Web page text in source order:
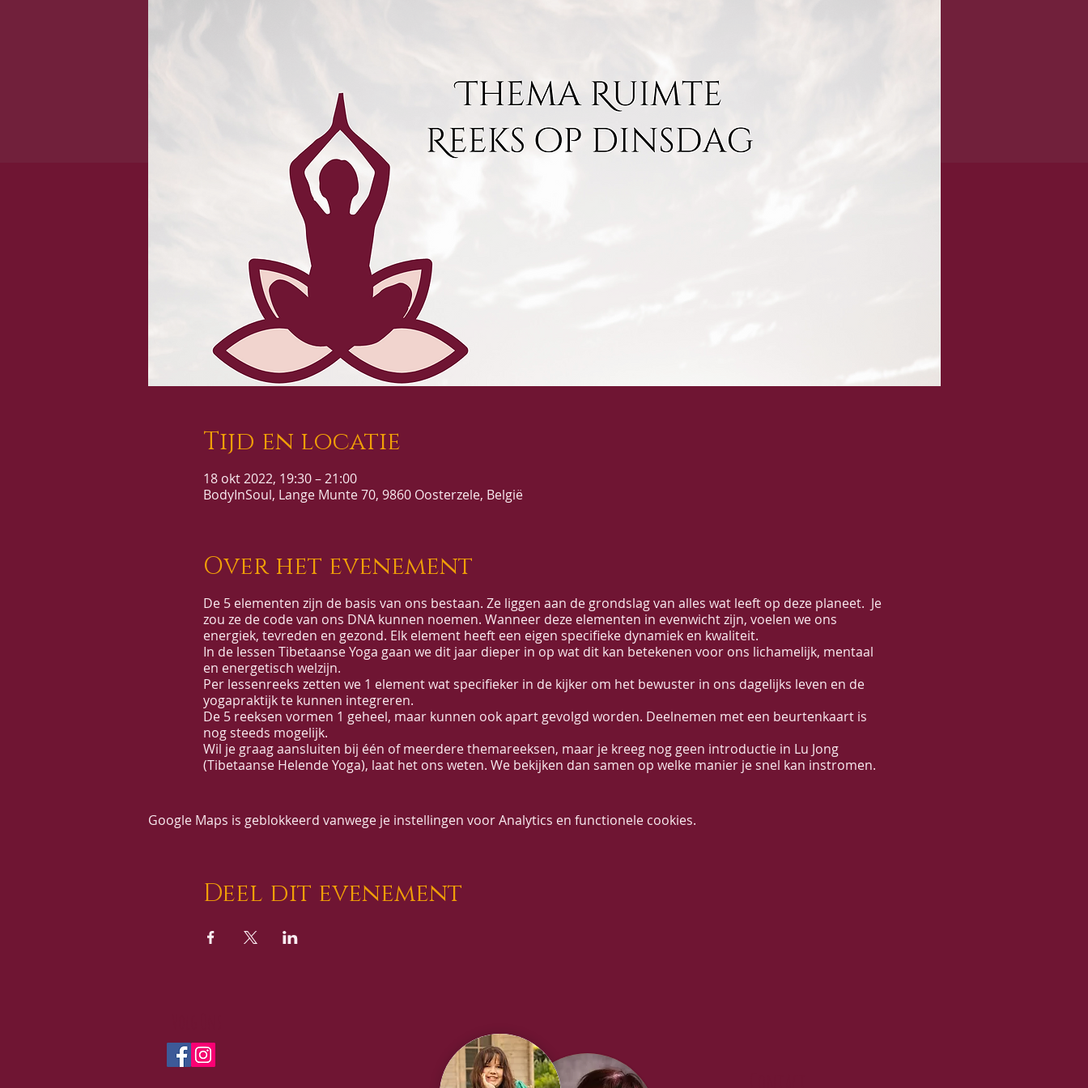
Tijd en locatie
18 okt 2022, 19:30 – 21:00
BodyInSoul, Lange Munte 70, 9860 Oosterzele, België
Over het evenement
De 5 elementen zijn de basis van ons bestaan. Ze liggen aan de grondslag van alles wat leeft op deze planeet. Je
zou ze de code van ons DNA kunnen noemen. Wanneer deze elementen in evenwicht zijn, voelen we ons
energiek, tevreden en gezond. Elk element heeft een eigen specifieke dynamiek en kwaliteit.
In de lessen Tibetaanse Yoga gaan we dit jaar dieper in op wat dit kan betekenen voor ons lichamelijk, mentaal
en energetisch welzijn.
Per lessenreeks zetten we 1 element wat specifieker in de kijker om het bewuster in ons dagelijks leven en de
yogapraktijk te kunnen integreren.
De 5 reeksen vormen 1 geheel, maar kunnen ook apart gevolgd worden. Deelnemen met een beurtenkaart is
nog steeds mogelijk.
Wil je graag aansluiten bij één of meerdere themareeksen, maar je kreeg nog geen introductie in Lu Jong
(Tibetaanse Helende Yoga), laat het ons weten. We bekijken dan samen op welke manier je snel kan instromen.
Prijs:125€ voor een reeks van 7 lessen van 1u30’
120€ voor de introductie in Lu Jong (omvat 9u individueel of in kleine groep)
Google Maps is geblokkeerd vanwege je instellingen voor Analytics en functionele cookies.
Deel dit evenement